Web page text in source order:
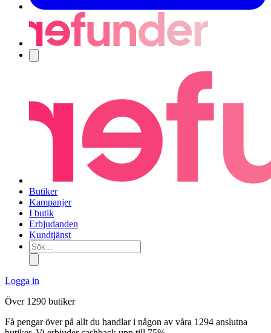
Butiker
Kampanjer
I butik
Erbjudanden
Kundtjänst
Sök...
Logga in
Över 1290 butiker
Få pengar över på allt du handlar i någon av våra 1294 anslutna